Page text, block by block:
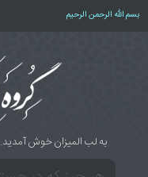
بسم الله الرحمن الرحیم
به لب المیزان خوش آمدید.